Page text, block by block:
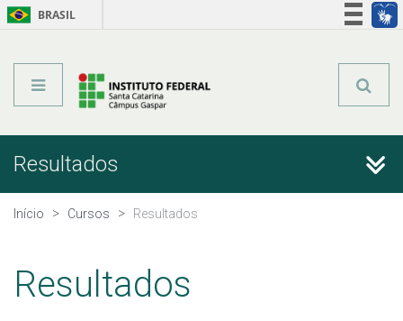
BRASIL
Resultados
Técnicos Integrados
Técnicos Subsequentes
Graduação
Início Cursos Resultados
Resultados